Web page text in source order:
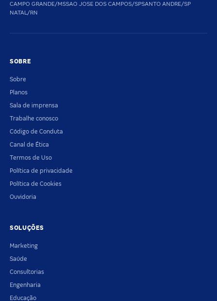
CAMPO GRANDE/MSSAO JOSE DOS CAMPOS/SPSANTO ANDRE/SP
NATAL/RN
SOBRE
Sobre
Planos
Sala de imprensa
Trabalhe conosco
Código de Conduta
Canal de Ética
Termos de Uso
Política de privacidade
Política de Cookies
Ouvidoria
SOLUÇÕES
Marketing
Saúde
Consultorias
Engenharia
Educação